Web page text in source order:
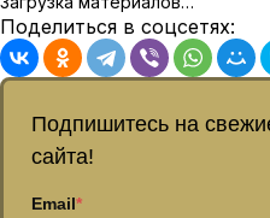
Поделиться в соцсетях:
Подпишитесь на
сайта!
Email*